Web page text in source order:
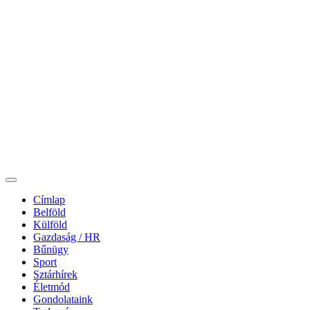
Címlap
Belföld
Külföld
Gazdaság / HR
Bűnügy
Sport
Sztárhírek
Életmód
Gondolataink